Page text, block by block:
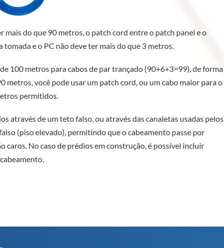
do que 90 metros, o patch cord entre o patch panel e o
e o PC não deve ter mais do que 3 metros.
100 metros para cabos de par trançado (90+6+3=99), de forma
metros, você pode usar um patch cord, ou um cabo maior para o
permitidos.
através de um teto falso, ou através das canaletas usadas pelos
(piso elevado), permitindo que o cabeamento passe por
caros. No caso de prédios em construção, é possível incluir